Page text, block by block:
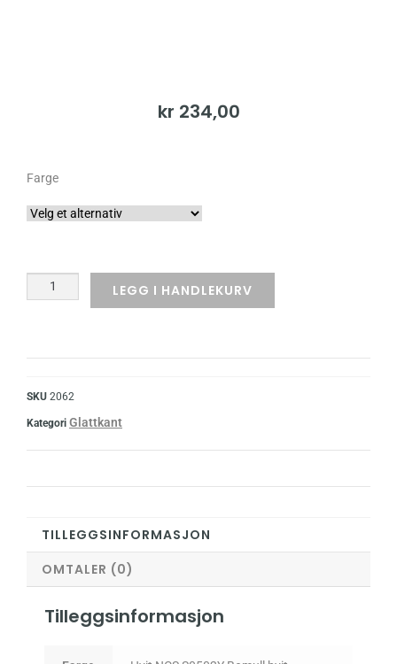
kr 234,00
Farge
LEGG I HANDLEKURV
SKU 2062
Kategori Glattkant
TILLEGGSINFORMASJON
OMTALER (0)
Tilleggsinformasjon